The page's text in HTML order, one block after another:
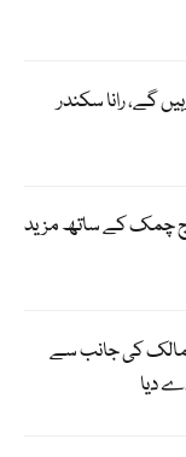
بند رہیں گے، رانا سکندر
چمک کے ساتھ مزید
کی جانب سے
دیا